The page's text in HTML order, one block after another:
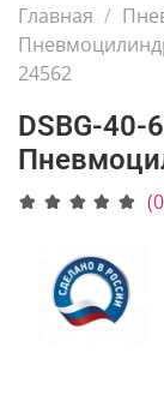
Главная
24562
DSBG-40-